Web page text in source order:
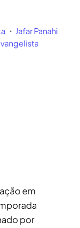
Jafar Panahi
em
por